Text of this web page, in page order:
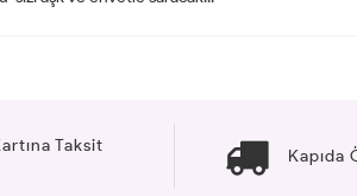
Taksit
Kapıda